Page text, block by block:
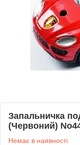
Запальничка
(Червоний)
Немає в наявності